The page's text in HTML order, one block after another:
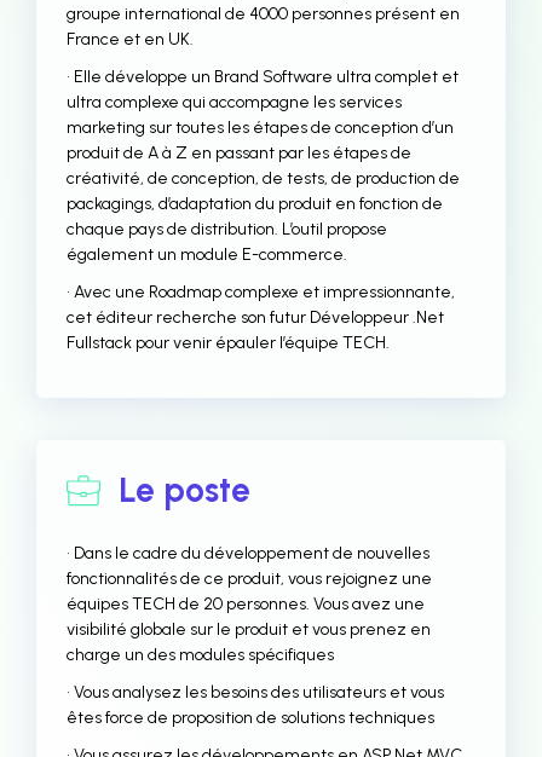
groupe international de 4000 personnes présent en
France et en UK.
• Elle développe un Brand Software ultra complet et
ultra complexe qui accompagne les services
marketing sur toutes les étapes de conception d’un
produit de A à Z en passant par les étapes de
créativité, de conception, de tests, de production de
packagings, d’adaptation du produit en fonction de
chaque pays de distribution. L’outil propose
également un module E-commerce.
• Avec une Roadmap complexe et impressionnante,
cet éditeur recherche son futur Développeur .Net
Fullstack pour venir épauler l’équipe TECH.
Le poste
• Dans le cadre du développement de nouvelles
fonctionnalités de ce produit, vous rejoignez une
équipes TECH de 20 personnes. Vous avez une
visibilité globale sur le produit et vous prenez en
charge un des modules spécifiques
• Vous analysez les besoins des utilisateurs et vous
êtes force de proposition de solutions techniques